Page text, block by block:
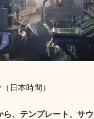
日本時間）
、テンプレート、サ